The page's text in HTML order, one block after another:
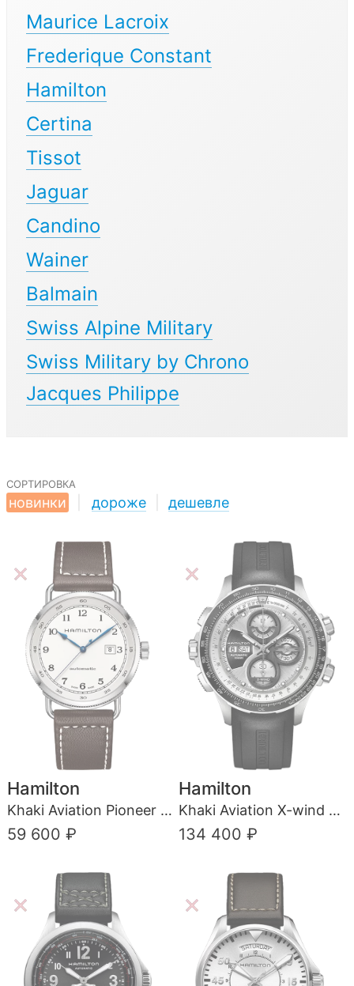
Maurice Lacroix
Frederique Constant
Hamilton
Certina
Tissot
Jaguar
Candino
Wainer
Balmain
Swiss Alpine Military
Swiss Military by Chrono
Jacques Philippe
сортировка
новинки
дороже дешевле
Hamilton
Khaki Aviation Pioneer Auto
59 600 ₽
Hamilton
Khaki Aviation X-wind Auto Chrono Limited Edition
134 400 ₽